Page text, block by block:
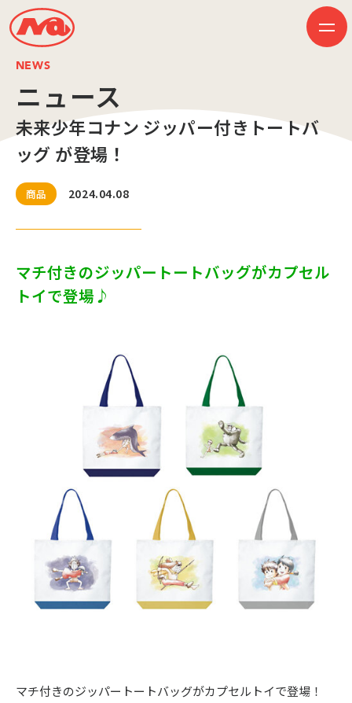
東京都中央区銀座7丁目13番20号 銀座THビル5F
HOME
ニュース
ビジネス
作品紹介
会社案内
創業50周年記念ページ
音楽配信
採用情報
NEWS
ニュース
未来少年コナン ジッパー付きトートバ
ッグ が登場！
商品 2024.04.08
マチ付きのジッパートートバッグがカプセル
トイで登場♪
マチ付きのジッパートートバッグがカプセルトイで登場！